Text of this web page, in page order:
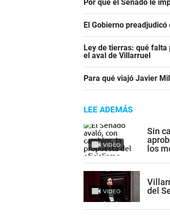
Por qué el Senado le
El Gobierno
Ley de tierras: qué falta
el aval de Villarruel
Para qué viajó Javier
LEE ADEMÁS
VIDEO
Sin
los
VIDEO
del